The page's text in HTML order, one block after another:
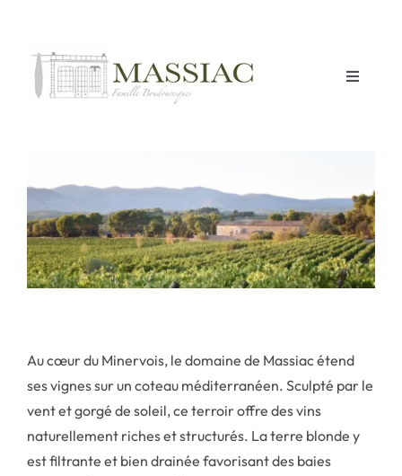
contenu
Le domaine
Les vins
Les salons
Le gîte
Au cœur du Minervois, le domaine de Massiac étend
ses vignes sur un coteau méditerranéen. Sculpté par le
vent et gorgé de soleil, ce terroir offre des vins
naturellement riches et structurés. La terre blonde y
est filtrante et bien drainée favorisant des baies